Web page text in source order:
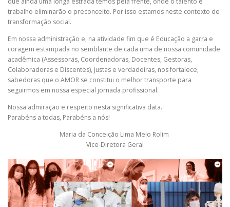
trabalho eliminarão o preconceito. Por isso estamos neste contexto de
transformação social.
Em nossa administração e, na atividade fim que é Educação a garra e
coragem estampada no semblante de cada uma de nossa comunidade
acadêmica (Assessoras, Coordenadoras, Docentes, Gestoras,
Colaboradoras e Discentes), justas e verdadeiras, nos fortalece,
sabedoras que o AMOR se constitui o melhor transporte para
seguirmos em nossa especial jornada profissional.
Nossa admiração e respeito nesta significativa data.
Parabéns a todas, Parabéns a nós!
Maria da Conceição Lima Melo Rolim
Vice-Diretora Geral